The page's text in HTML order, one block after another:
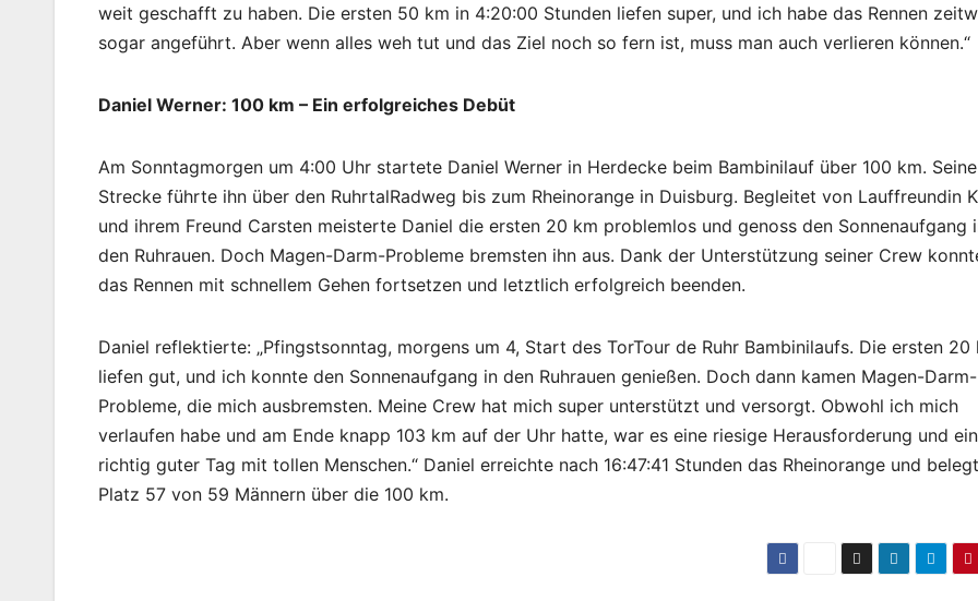
weit geschafft zu haben. Die ersten 50 km in 4:20:00 Stunden liefen super, und ich habe das Rennen
sogar angeführt. Aber wenn alles weh tut und das Ziel noch so fern ist, muss man auch verlieren können.“
Daniel Werner: 100 km – Ein erfolgreiches Debüt
Am Sonntagmorgen um 4:00 Uhr startete Daniel Werner in Herdecke beim Bambinilauf über 100 km. Seine
Strecke führte ihn über den RuhrtalRadweg bis zum Rheinorange in Duisburg. Begleitet von Lauffreundin
und ihrem Freund Carsten meisterte Daniel die ersten 20 km problemlos und genoss den Sonnenaufgang
den Ruhrauen. Doch Magen-Darm-Probleme bremsten ihn aus. Dank der Unterstützung seiner Crew
das Rennen mit schnellem Gehen fortsetzen und letztlich erfolgreich beenden.
Daniel reflektierte: „Pfingstsonntag, morgens um 4, Start des TorTour de Ruhr Bambinilaufs. Die ersten 20
liefen gut, und ich konnte den Sonnenaufgang in den Ruhrauen genießen. Doch dann kamen Magen-Darm-
Probleme, die mich ausbremsten. Meine Crew hat mich super unterstützt und versorgt. Obwohl ich mich
verlaufen habe und am Ende knapp 103 km auf der Uhr hatte, war es eine riesige Herausforderung und ein
richtig guter Tag mit tollen Menschen.“ Daniel erreichte nach 16:47:41 Stunden das Rheinorange und
Platz 57 von 59 Männern über die 100 km.